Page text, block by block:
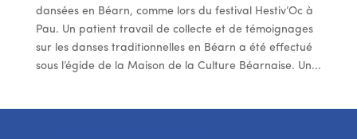
dansées en Béarn, comme lors du festival Hestiv’Oc à
Pau. Un patient travail de collecte et de témoignages
sur les danses traditionnelles en Béarn a été effectué
sous l’égide de la Maison de la Culture Béarnaise. Un...